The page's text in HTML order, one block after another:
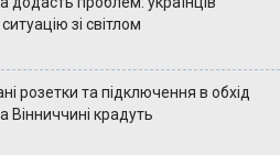
зі світлом
розетки та підключення в обхід
Вінниччині крадуть